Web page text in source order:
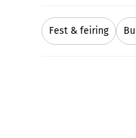
Fest & feiring